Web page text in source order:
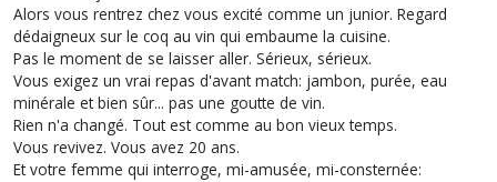
Alors vous rentrez chez vous excité comme un junior. Regard
dédaigneux sur le coq au vin qui embaume la cuisine.
Pas le moment de se laisser aller. Sérieux, sérieux.
Vous exigez un vrai repas d'avant match: jambon, purée, eau
minérale et bien sûr... pas une goutte de vin.
Rien n'a changé. Tout est comme au bon vieux temps.
Vous revivez. Vous avez 20 ans.
Et votre femme qui interroge, mi-amusée, mi-consternée: